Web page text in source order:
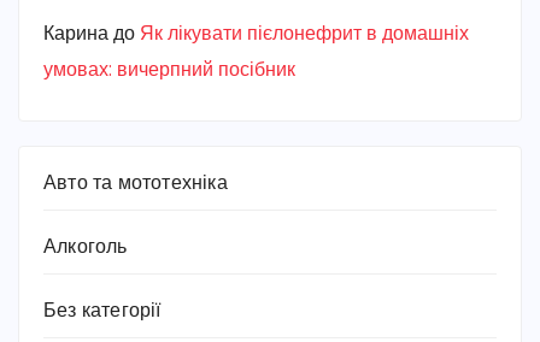
Карина до Як лікувати пієлонефрит в домашніх
умовах: вичерпний посібник
Авто та мототехніка
Алкоголь
Без категорії